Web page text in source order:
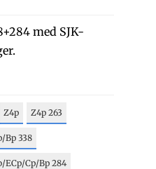
med SJK-
Z4p Z4p 263
Bp 338
ECp/Cp/Bp 284